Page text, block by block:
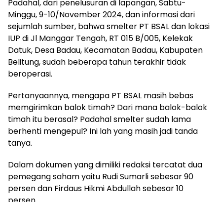
Padahal, dari penelusuran di lapangan, Sabtu-
Minggu, 9-10/November 2024, dan informasi dari
sejumlah sumber, bahwa smelter PT BSAL dan lokasi
IUP di Jl Manggar Tengah, RT 015 B/005, Kelekak
Datuk, Desa Badau, Kecamatan Badau, Kabupaten
Belitung, sudah beberapa tahun terakhir tidak
beroperasi.
Pertanyaannya, mengapa PT BSAL masih bebas
memgirimkan balok timah? Dari mana balok-balok
timah itu berasal? Padahal smelter sudah lama
berhenti mengepul? Ini lah yang masih jadi tanda
tanya.
Dalam dokumen yang dimiliki redaksi tercatat dua
pemegang saham yaitu Rudi Sumarli sebesar 90
persen dan Firdaus Hikmi Abdullah sebesar 10